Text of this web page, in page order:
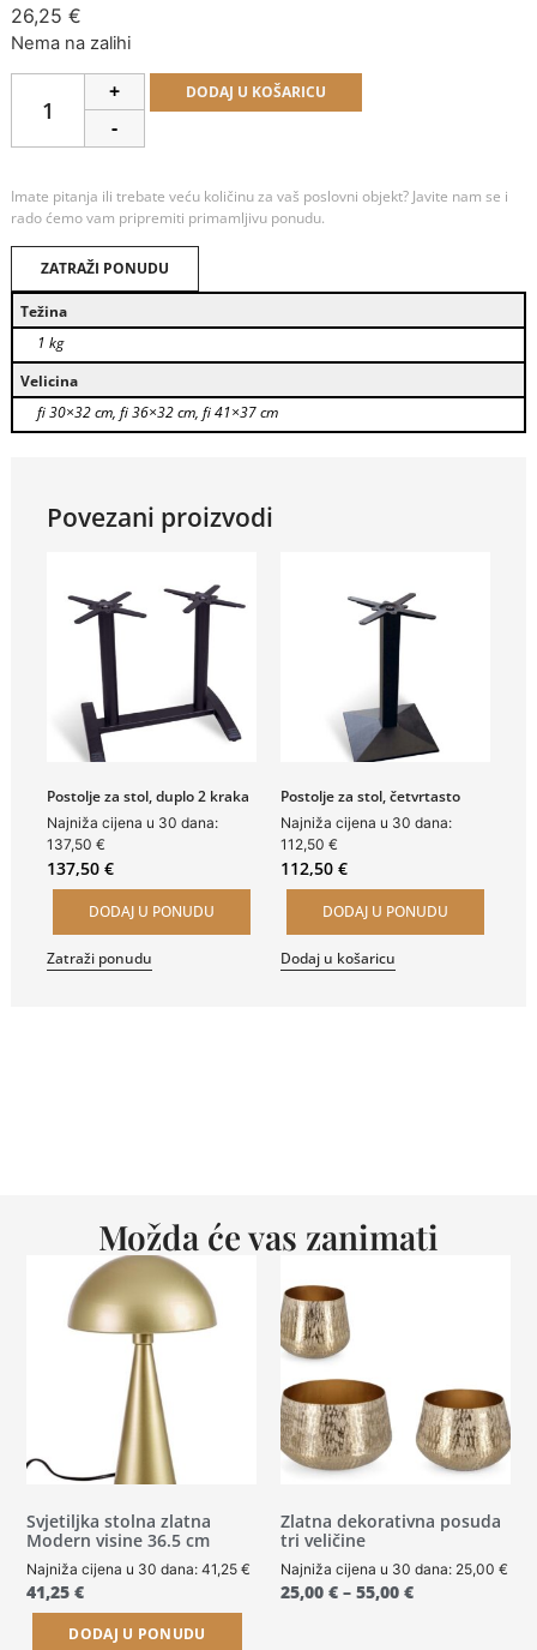
26,25 €
Nema na zalihi
+
-
DODAJ U KOŠARICU
Imate pitanja ili trebate veću količinu za vaš poslovni objekt? Javite nam se i
rado ćemo vam pripremiti primamljivu ponudu.
ZATRAŽI PONUDU
Težina
1 kg
Velicina
fi 30×32 cm, fi 36×32 cm, fi 41×37 cm
Povezani proizvodi
Postolje za stol, duplo 2 kraka
Najniža cijena u 30 dana:
137,50 €
137,50 €
DODAJ U PONUDU
Zatraži ponudu
Postolje za stol, četvrtasto
Najniža cijena u 30 dana:
112,50 €
112,50 €
DODAJ U PONUDU
Dodaj u košaricu
Možda će vas zanimati
Svjetiljka stolna zlatna
Modern visine 36.5 cm
Najniža cijena u 30 dana:41,25€
41,25€
DODAJ U PONUDU
Zlatna dekorativna posuda
tri veličine
Najniža cijena u 30 dana: 25,00 €
25,00 € – 55,00 €